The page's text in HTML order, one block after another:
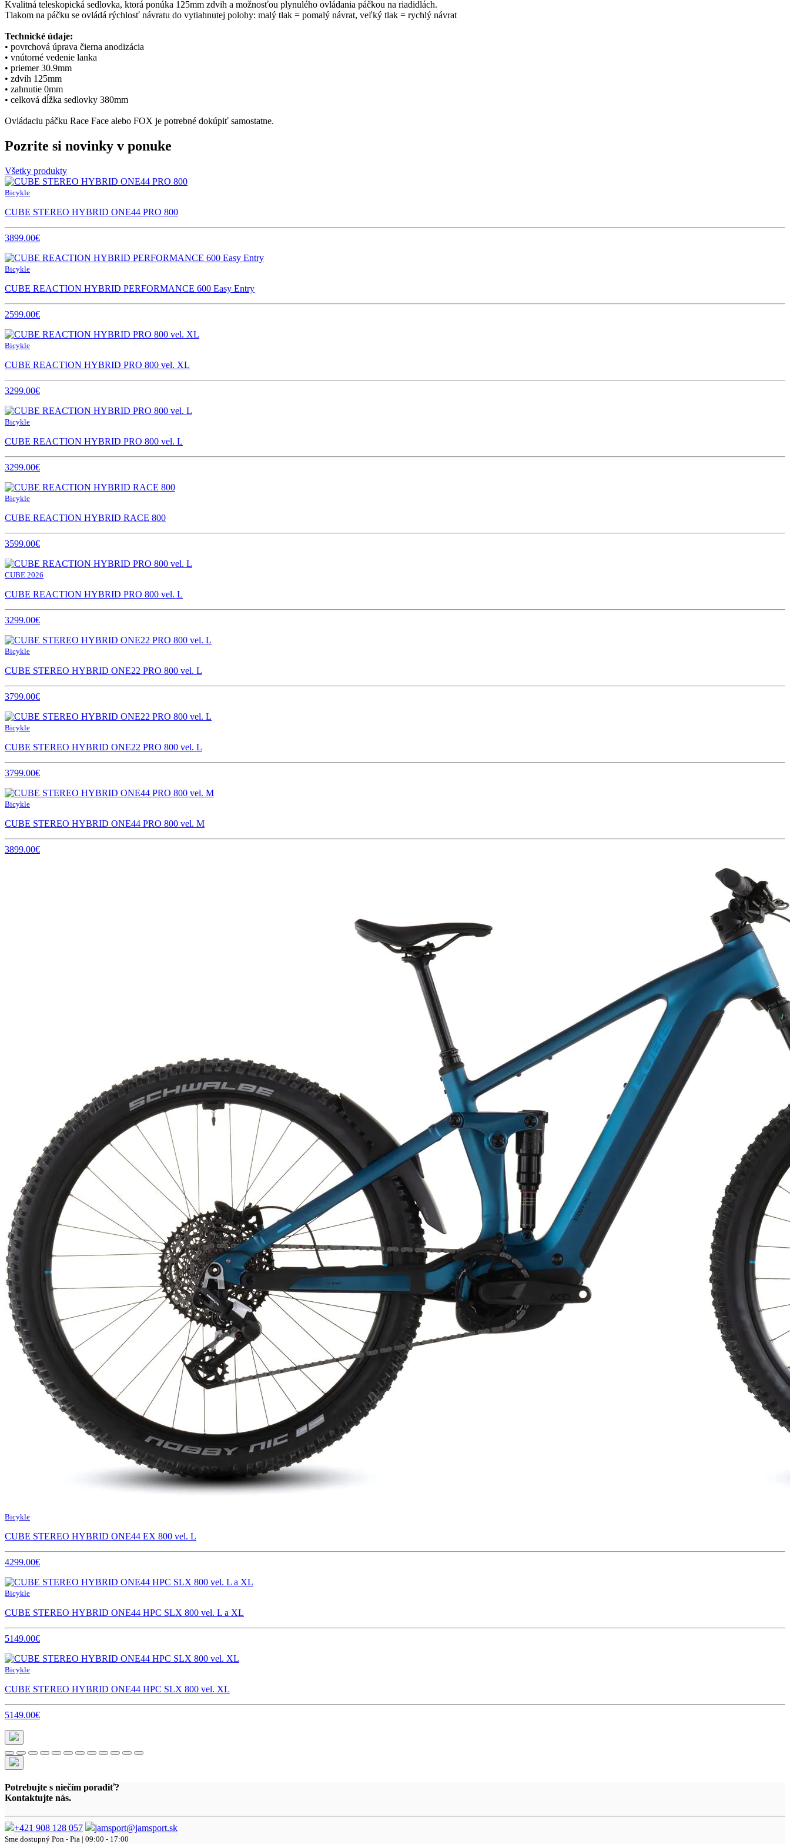
Kvalitná teleskopická sedlovka, ktorá ponúka 125mm zdvih a možnosťou plynulého ovládania páčkou na riadidlách.
Tlakom na páčku se ovládá rýchlosť návratu do vytiahnutej polohy: malý tlak = pomalý návrat, veľký tlak = rychlý návrat
Technické údaje:
• povrchová úprava čierna anodizácia
• vnútorné vedenie lanka
• priemer 30.9mm
• zdvih 125mm
• zahnutie 0mm
• celková dĺžka sedlovky 380mm
Ovládaciu páčku Race Face alebo FOX je potrebné dokúpiť samostatne.
Pozrite si novinky v ponuke
Všetky produkty
Bicykle
CUBE STEREO HYBRID ONE44 PRO 800
3899.00€
Bicykle
CUBE REACTION HYBRID PERFORMANCE 600 Easy Entry
2599.00€
Bicykle
CUBE REACTION HYBRID PRO 800 vel. XL
3299.00€
Bicykle
CUBE REACTION HYBRID PRO 800 vel. L
3299.00€
Bicykle
CUBE REACTION HYBRID RACE 800
3599.00€
CUBE 2026
CUBE REACTION HYBRID PRO 800 vel. L
3299.00€
Bicykle
CUBE STEREO HYBRID ONE22 PRO 800 vel. L
3799.00€
Bicykle
CUBE STEREO HYBRID ONE22 PRO 800 vel. L
3799.00€
Bicykle
CUBE STEREO HYBRID ONE44 PRO 800 vel. M
3899.00€
Bicykle
CUBE STEREO HYBRID ONE44 EX 800 vel. L
4299.00€
Bicykle
CUBE STEREO HYBRID ONE44 HPC SLX 800 vel. L a XL
5149.00€
Bicykle
CUBE STEREO HYBRID ONE44 HPC SLX 800 vel. XL
5149.00€
Potrebujte s niečím poradiť?
Kontaktujte nás.
+421 908 128 057 jamsport@jamsport.sk
Sme dostupný Pon - Pia | 09:00 - 17:00